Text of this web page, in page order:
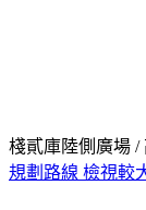
棧貳庫陸側廣場 /
規劃路線 檢視較